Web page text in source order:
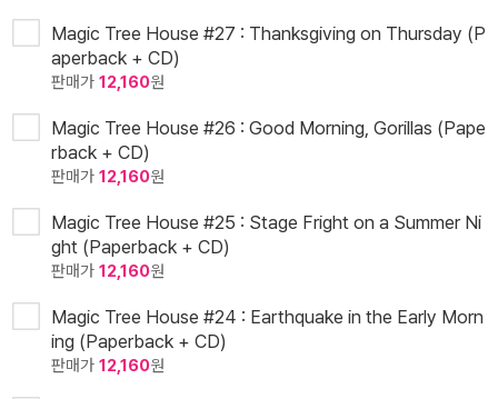
Magic Tree House #27 : Thanksgiving on Thursday (P
aperback + CD)
판매가 12,160원
Magic Tree House #26 : Good Morning, Gorillas (Pape
rback + CD)
판매가 12,160원
Magic Tree House #25 : Stage Fright on a Summer Ni
ght (Paperback + CD)
판매가 12,160원
Magic Tree House #24 : Earthquake in the Early Morn
ing (Paperback + CD)
판매가 12,160원